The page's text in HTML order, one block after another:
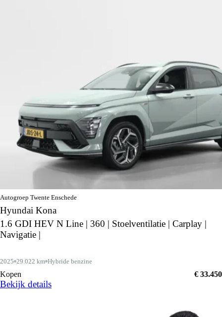
Autogroep Twente Enschede
Hyundai Kona
1.6 GDI HEV N Line | 360 | Stoelventilatie | Carplay |
Navigatie |
2025 29.022 km Hybride benzine
Kopen € 33.450
Bekijk details